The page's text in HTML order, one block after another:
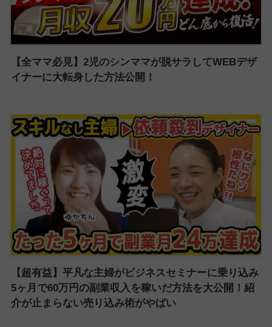
【全ママ必見】2児のシンママが脱サラしてWEBデザ
イナーに大転身した方法公開！
【超有益】平凡な主婦がビジネスセミナーに乗り込み
5ヶ月で60万円の副業収入を稼いだ方法を大公開！紹
介が止まらない売り込み術がやばい